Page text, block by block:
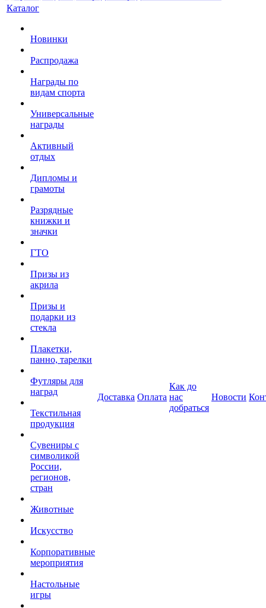
Каталог
Новинки
Распродажа
Награды по
видам спорта
Универсальные
награды
Активный
отдых
Дипломы и
грамоты
Разрядные
книжки и
значки
ГТО
Призы из
акрила
Призы и
подарки из
стекла
Плакетки,
панно, тарелки
Футляры для
наград
Текстильная
продукция
Сувениры с
символикой
России,
регионов,
стран
Животные
Искусство
Корпоративные
мероприятия
Настольные
игры
Доставка Оплата
Как до
нас
добраться
Новости